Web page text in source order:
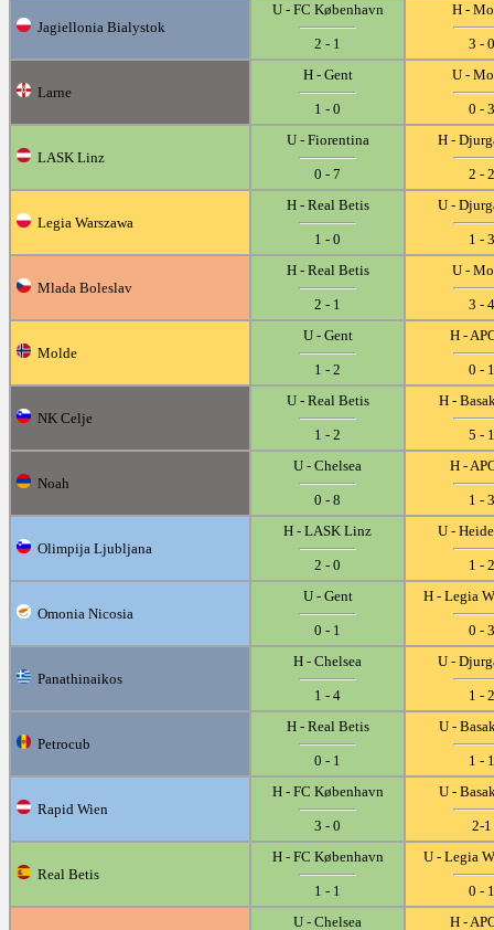
Jagiellonia Bialystok
U - FC København
2 - 1
H -
3 - 0
Larne
H - Gent
1 - 0
U -
0 - 3
LASK Linz
U - Fiorentina
0 - 7
H -
2 - 2
Legia Warszawa
H - Real Betis
1 - 0
U -
1 - 3
Mlada Boleslav
H - Real Betis
2 - 1
U -
3 - 4
Molde
U - Gent
1 - 2
H -
0 - 1
NK Celje
U - Real Betis
1 - 2
H -
5 - 1
Noah
U - Chelsea
0 - 8
H -
1 - 3
Olimpija Ljubljana
H - LASK Linz
2 - 0
U -
1 - 2
Omonia Nicosia
U - Gent
0 - 1
H - Legia
0 - 3
Panathinaikos
H - Chelsea
1 - 4
U -
1 - 2
Petrocub
H - Real Betis
0 - 1
U -
1 - 1
Rapid Wien
H - FC København
3 - 0
U -
2-1
Real Betis
H - FC København
1 - 1
U - Legia
0 - 1
U - Chelsea
H -